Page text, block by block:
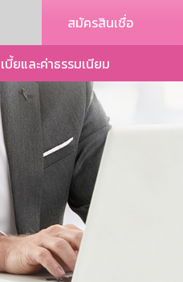
สมัครสินเชื่อ
บี้ยและค่าธรรมเนียม